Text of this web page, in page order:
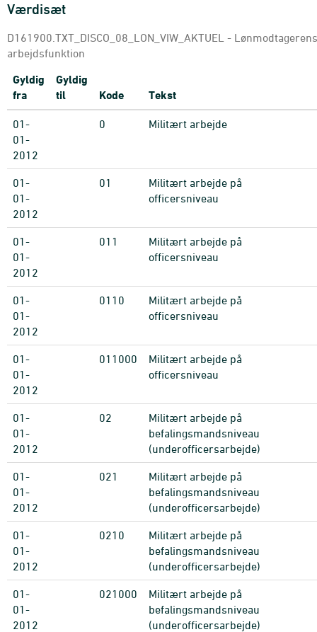
Værdisæt
D161900.TXT_DISCO_08_LON_VIW_AKTUEL - Lønmodtagerens
arbejdsfunktion
Gyldig
fra
Gyldig
til
Kode Tekst
01-
01-
2012
0 Militært arbejde
01-
01-
2012
01
Militært arbejde på
officersniveau
01-
01-
2012
011
Militært arbejde på
officersniveau
01-
01-
2012
0110
Militært arbejde på
officersniveau
01-
01-
2012
011000
Militært arbejde på
officersniveau
01-
01-
2012
02
Militært arbejde på
befalingsmandsniveau
(underofficersarbejde)
01-
01-
2012
021
Militært arbejde på
befalingsmandsniveau
(underofficersarbejde)
01-
01-
2012
0210
Militært arbejde på
befalingsmandsniveau
(underofficersarbejde)
01-
01-
2012
021000
Militært arbejde på
befalingsmandsniveau
(underofficersarbejde)